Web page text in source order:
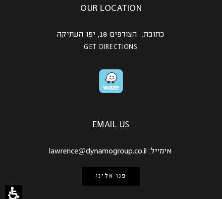
OUR LOCATION
כתובת: הצורפים 18, יפו העתיקה
GET DIRECTIONS
EMAIL US
אימייל: lawrence@dynamogroup.co.il
פנו אלינו